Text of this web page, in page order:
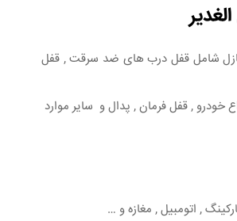
شامل قفل درب های ضد سرقت , قفل
خودرو , قفل فرمان , پدال و سایر موارد
, اتومبیل , مغازه و …